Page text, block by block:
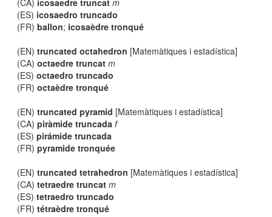
(CA) icosaedre truncat m
(ES) icosaedro truncado
(FR)ballon; icosaèdre tronqué
(EN)truncated octahedron [Matemàtiques i estadística]
(CA)octaedre truncat m
(ES)octaedro truncado
(FR)octaèdre tronqué
(EN)truncated pyramid [Matemàtiques i estadística]
(CA)piràmide truncada f
(ES)pirámide truncada
(FR)pyramide tronquée
(EN)truncated tetrahedron [Matemàtiques i estadística]
(CA)tetraedre truncat m
(ES)tetraedro truncado
(FR)tétraèdre tronqué